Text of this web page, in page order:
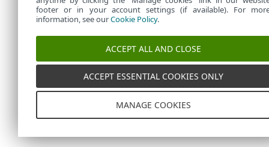
footer or in your account settings (if available). For
information, see ourCookie Policy.
ACCEPT ALL AND CLOSE
ACCEPT ESSENTIAL COOKIES ONLY
MANAGE COOKIES